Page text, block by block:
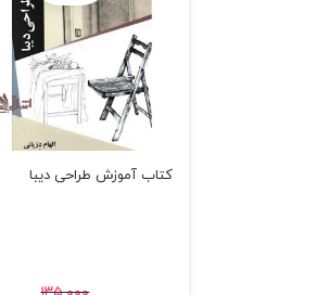
کتاب آموزش طراحی دیبا